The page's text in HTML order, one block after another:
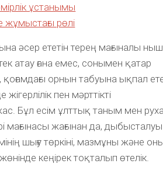
ұстанымы
жұмыстағы рөлі
әсер ететін терең мағыналы
атау ғана емес, сонымен қатар
орнын табуына ықпал
жігерлілік пен мәрттікті
Бұл есім ұлттық таным мен
мағынасы жағынан да, дыбысталуы
шығу төркіні, мазмұны және
кеңірек тоқталып өтелік.